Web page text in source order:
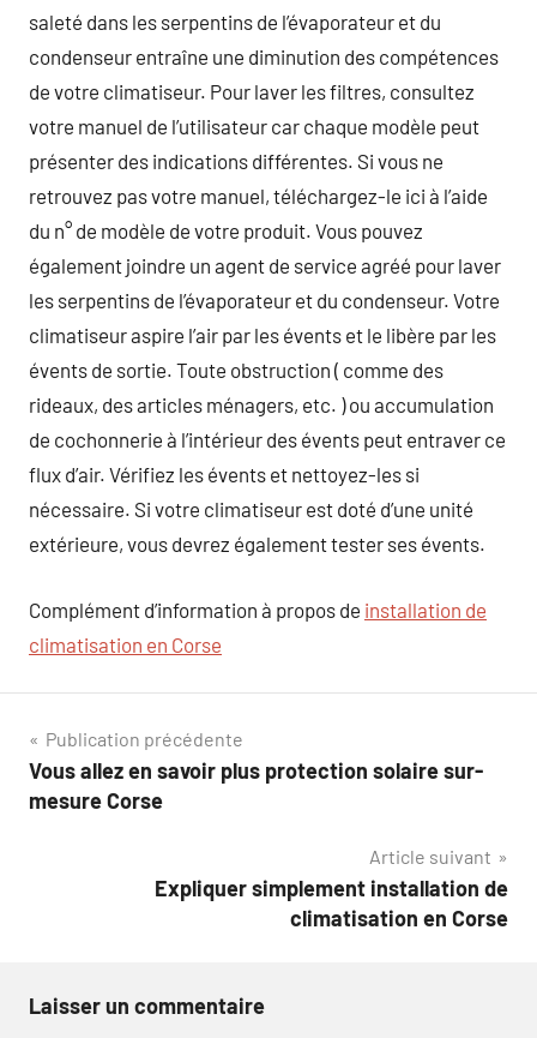
saleté dans les serpentins de l’évaporateur et du
condenseur entraîne une diminution des compétences
de votre climatiseur. Pour laver les filtres, consultez
votre manuel de l’utilisateur car chaque modèle peut
présenter des indications différentes. Si vous ne
retrouvez pas votre manuel, téléchargez-le ici à l’aide
du n° de modèle de votre produit. Vous pouvez
également joindre un agent de service agréé pour laver
les serpentins de l’évaporateur et du condenseur. Votre
climatiseur aspire l’air par les évents et le libère par les
évents de sortie. Toute obstruction ( comme des
rideaux, des articles ménagers, etc. ) ou accumulation
de cochonnerie à l’intérieur des évents peut entraver ce
flux d’air. Vérifiez les évents et nettoyez-les si
nécessaire. Si votre climatiseur est doté d’une unité
extérieure, vous devrez également tester ses évents.
Complément d’information à propos de installation de
climatisation en Corse
Navigation
de
Publication précédente
Vous allez en savoir plus protection solaire sur-
mesure Corse
Article suivant
Expliquer simplement installation de
climatisation en Corse
Laisser un commentaire